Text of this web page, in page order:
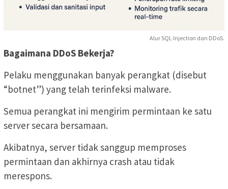
Alur SQL Injection dan DDoS.
Bagaimana DDoS Bekerja?
Pelaku menggunakan banyak perangkat (disebut
“botnet”) yang telah terinfeksi malware.
Semua perangkat ini mengirim permintaan ke satu
server secara bersamaan.
Akibatnya, server tidak sanggup memproses
permintaan dan akhirnya crash atau tidak
merespons.